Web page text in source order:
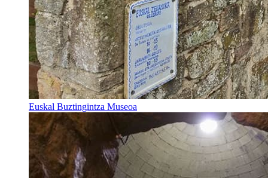
Euskal Buztingintza Museoa